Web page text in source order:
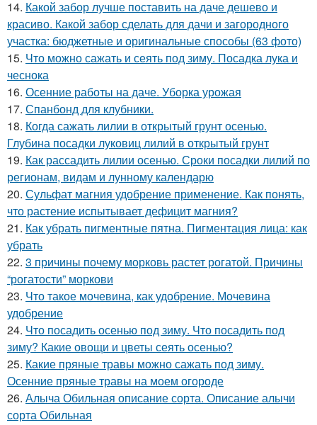
14. Какой забор лучше поставить на даче дешево и
красиво. Какой забор сделать для дачи и загородного
участка: бюджетные и оригинальные способы (63 фото)
15. Что можно сажать и сеять под зиму. Посадка лука и
чеснока
16. Осенние работы на даче. Уборка урожая
17. Спанбонд для клубники.
18. Когда сажать лилии в открытый грунт осенью.
Глубина посадки луковиц лилий в открытый грунт
19. Как рассадить лилии осенью. Сроки посадки лилий по
регионам, видам и лунному календарю
20. Сульфат магния удобрение применение. Как понять,
что растение испытывает дефицит магния?
21. Как убрать пигментные пятна. Пигментация лица: как
убрать
22. 3 причины почему морковь растет рогатой. Причины
“рогатости” моркови
23. Что такое мочевина, как удобрение. Мочевина
удобрение
24. Что посадить осенью под зиму. Что посадить под
зиму? Какие овощи и цветы сеять осенью?
25. Какие пряные травы можно сажать под зиму.
Осенние пряные травы на моем огороде
26. Алыча Обильная описание сорта. Описание алычи
сорта Обильная